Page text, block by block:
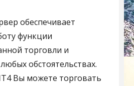
обеспечивает
функции
торговли и
обстоятельствах.
Вы можете торговать